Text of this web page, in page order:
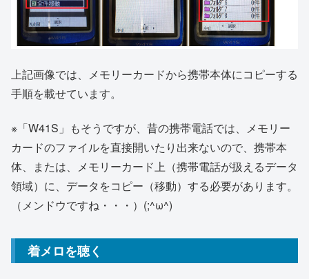
上記画像では、メモリーカードから携帯本体にコピーする
手順を載せています。
※「W41S」もそうですが、昔の携帯電話では、メモリー
カードのファイルを直接開いたり出来ないので、携帯本
体、または、メモリーカード上（携帯電話が扱えるデータ
領域）に、データをコピー（移動）する必要があります。
（メンドウですね・・・）(;^ω^)
着メロを聴く